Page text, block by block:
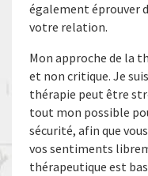
également éprouver
votre relation.
Mon approche de la
et non critique. Je
thérapie peut être
tout mon possible
sécurité, afin que
vos sentiments
thérapeutique est